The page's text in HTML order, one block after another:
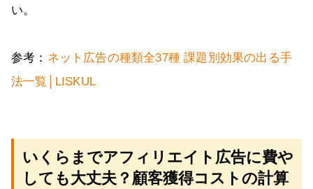
い。
参考： ネット広告の種類全37種 課題別効果の出る手
法一覧│LISKUL
いくらまでアフィリエイト広告に費や
しても大丈夫？顧客獲得コストの計算